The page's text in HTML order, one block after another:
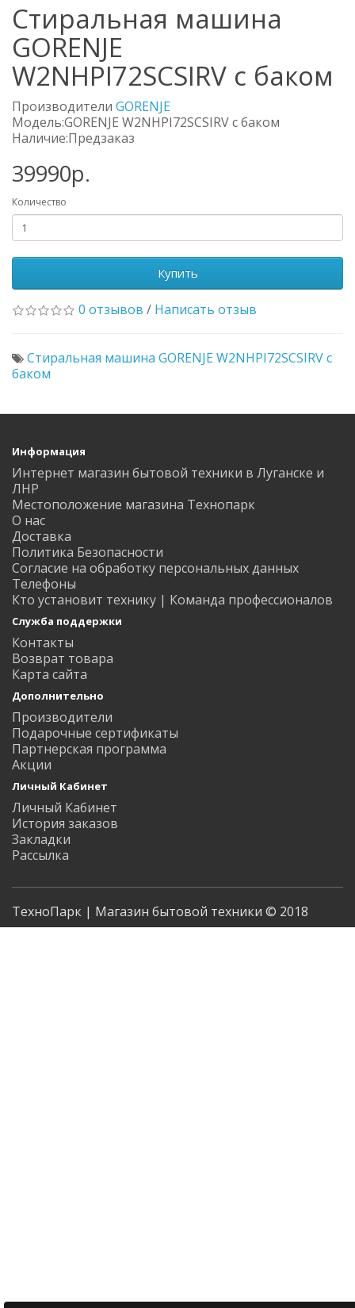
Стиральная машина
GORENJE
W2NHPI72SCSIRV с баком
Производители GORENJE
Модель:GORENJE W2NHPI72SCSIRV с баком
Наличие:Предзаказ
39990р.
Количество
Купить
0 отзывов / Написать отзыв
Стиральная машина GORENJE W2NHPI72SCSIRV с
баком
Информация
Интернет магазин бытовой техники в Луганске и
ЛНР
Местоположение магазина Технопарк
О нас
Доставка
Политика Безопасности
Согласие на обработку персональных данных
Телефоны
Кто установит технику | Команда профессионалов
Служба поддержки
Контакты
Возврат товара
Карта сайта
Дополнительно
Производители
Подарочные сертификаты
Партнерская программа
Акции
Личный Кабинет
Личный Кабинет
История заказов
Закладки
Рассылка
ТехноПарк | Магазин бытовой техники © 2018